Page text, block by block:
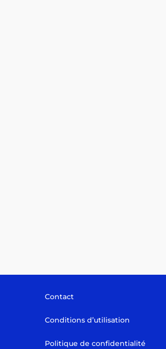
Contact
Conditions d’utilisation
Politique de confidentialité